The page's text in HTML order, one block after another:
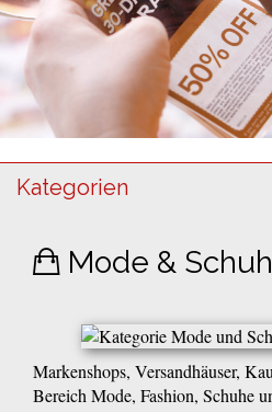
Kategorien
Mode &
Markenshops, Versandhäuser,
Bereich Mode, Fashion, Schuhe